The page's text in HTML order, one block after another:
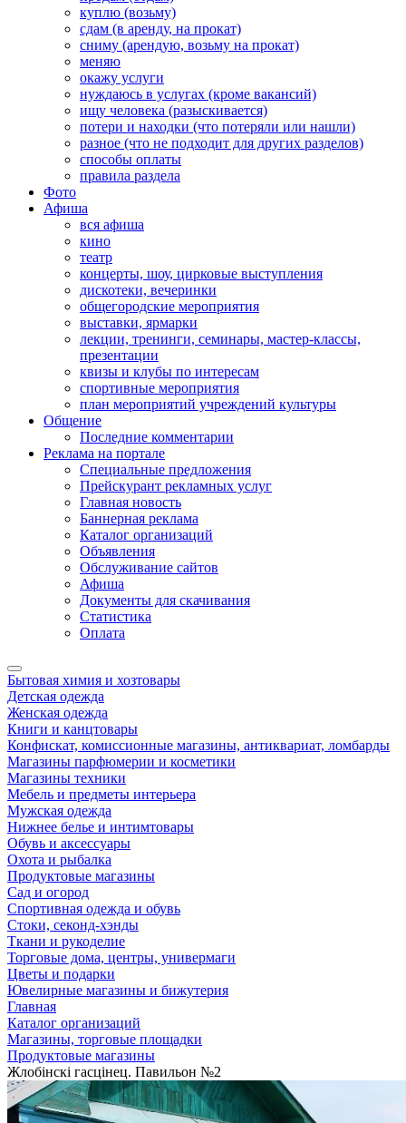
куплю (возьму)
сдам (в аренду, на прокат)
сниму (арендую, возьму на прокат)
меняю
окажу услуги
нуждаюсь в услугах (кроме вакансий)
ищу человека (разыскивается)
потери и находки (что потеряли или нашли)
разное (что не подходит для других разделов)
способы оплаты
правила раздела
Фото
Афиша
вся афиша
кино
театр
концерты, шоу, цирковые выступления
дискотеки, вечеринки
общегородские мероприятия
выставки, ярмарки
лекции, тренинги, семинары, мастер-классы,
презентации
квизы и клубы по интересам
спортивные мероприятия
план мероприятий учреждений культуры
Общение
Последние комментарии
Реклама на портале
Специальные предложения
Прейскурант рекламных услуг
Главная новость
Баннерная реклама
Каталог организаций
Объявления
Обслуживание сайтов
Афиша
Документы для скачивания
Статистика
Оплата
Бытовая химия и хозтовары
Детская одежда
Женская одежда
Книги и канцтовары
Конфискат, комиссионные магазины, антиквариат, ломбарды
Магазины парфюмерии и косметики
Магазины техники
Мебель и предметы интерьера
Мужская одежда
Нижнее белье и интимтовары
Обувь и аксессуары
Охота и рыбалка
Продуктовые магазины
Сад и огород
Спортивная одежда и обувь
Стоки, секонд-хэнды
Ткани и рукоделие
Торговые дома, центры, универмаги
Цветы и подарки
Ювелирные магазины и бижутерия
Главная
Каталог организаций
Магазины, торговые площадки
Продуктовые магазины
Жлобiнскi гасцiнец. Павильон №2